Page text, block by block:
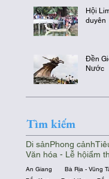
Hội
duyên
Đền
Nước
Tìm kiếm
Di sảnPhong cảnh
Văn hóa - Lễ hộiẩm
An Giang
Bà Rịa - Vũng